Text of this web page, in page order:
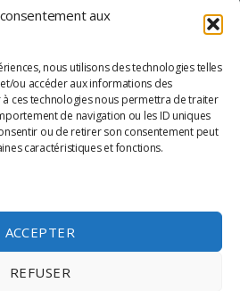
aux
nous utilisons des technologies telles
ou accéder aux informations des
ces technologies nous permettra de traiter
de navigation ou les ID uniques
ou de retirer son consentement peut
caractéristiques et fonctions.
ACCEPTER
REFUSER
Scènes & Cinés
Appels d’offre